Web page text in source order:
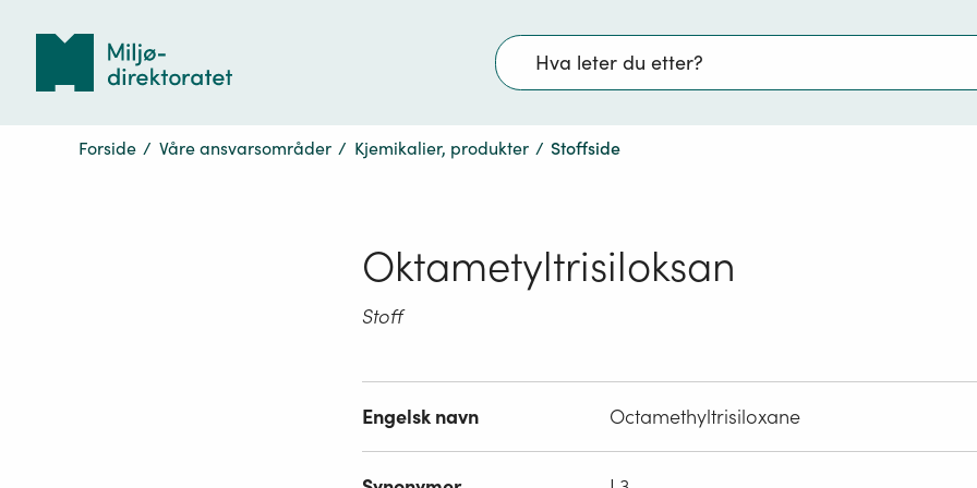
Søk
Forside / Våre ansvarsområder / Kjemikalier, produkter / Stoffside
Oktametyltrisiloksan
Stoff
Engelsk navn Octamethyltrisiloxane